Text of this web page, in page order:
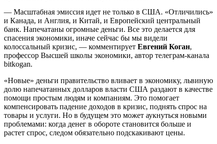
— Масштабная эмиссия идет не только в США. «Отличились»
и Канада, и Англия, и Китай, и Европейский центральный
банк. Напечатаны огромные деньги. Все это делается для
спасения экономики, иначе сейчас бы мы видели
колоссальный кризис, — комментирует Евгений Коган,
профессор Высшей школы экономики, автор телеграм-канала
bitkogan.
«Новые» деньги правительство вливает в экономику, львиную
долю напечатанных долларов власти США раздают в качестве
помощи простым людям и компаниям. Это помогает
компенсировать падение доходов в кризис, поднять спрос на
товары и услуги. Но в будущем это может аукнуться новыми
проблемами: когда денег в обороте становится больше и
растет спрос, следом обязательно подскакивают цены.